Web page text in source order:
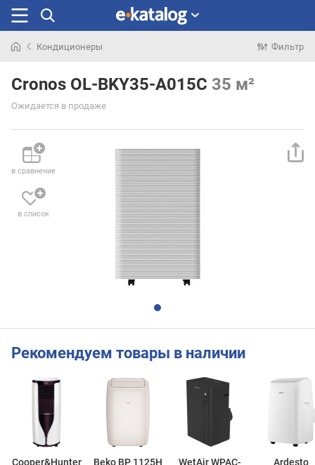
раньше
Кондиционеры Фильтр
Cronos OL-BKY35-A015C 35 м²
Ожидается в продаже
в сравнение
в список
Рекомендуем товары в наличии
Cooper&Hunter
Beko BP 1125H
WetAir WPAC-
Ardesto